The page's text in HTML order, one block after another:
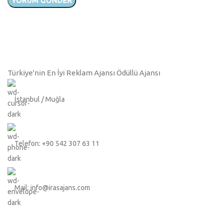
Türkiye'nin En İyi Reklam Ajansı Ödüllü Ajansı
İstanbul / Muğla
Telefon: +90 542 307 63 11
Mail: info@irasajans.com